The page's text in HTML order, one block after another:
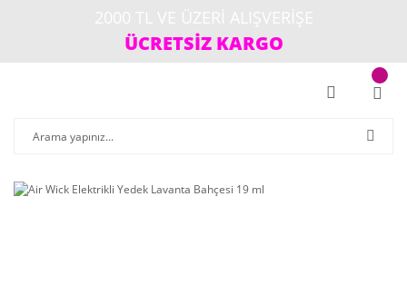
ÜCRETSİZ KARGO